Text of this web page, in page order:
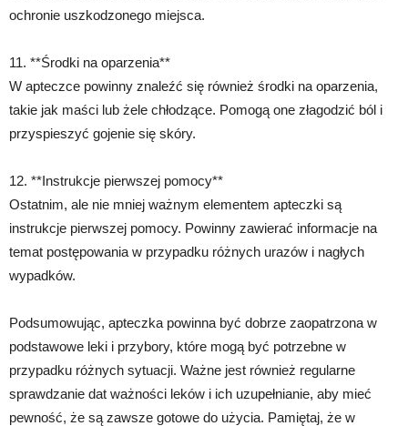
ochronie uszkodzonego miejsca.
11. **Środki na oparzenia**
W apteczce powinny znaleźć się również środki na oparzenia,
takie jak maści lub żele chłodzące. Pomogą one złagodzić ból i
przyspieszyć gojenie się skóry.
12. **Instrukcje pierwszej pomocy**
Ostatnim, ale nie mniej ważnym elementem apteczki są
instrukcje pierwszej pomocy. Powinny zawierać informacje na
temat postępowania w przypadku różnych urazów i nagłych
wypadków.
Podsumowując, apteczka powinna być dobrze zaopatrzona w
podstawowe leki i przybory, które mogą być potrzebne w
przypadku różnych sytuacji. Ważne jest również regularne
sprawdzanie dat ważności leków i ich uzupełnianie, aby mieć
pewność, że są zawsze gotowe do użycia. Pamiętaj, że w